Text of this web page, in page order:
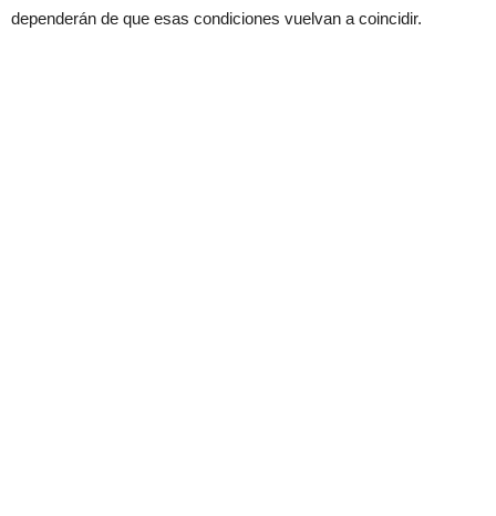
dependerán de que esas condiciones vuelvan a coincidir.